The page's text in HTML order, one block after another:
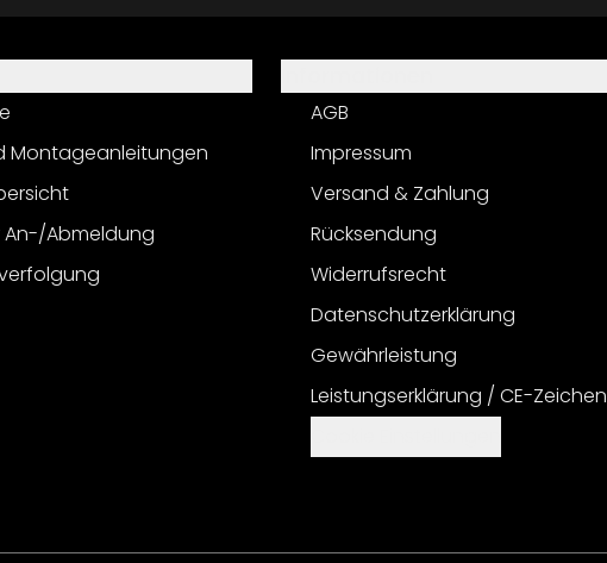
Montageanleitungen
An-/Abmeldung
AGB
Impressum
Versand & Zahlung
Rücksendung
Widerrufsrecht
Datenschutzerklärung
Gewährleistung
Leistungserklärung / CE-Zeichen